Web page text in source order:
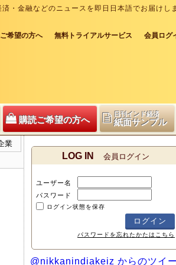
・金融などのニュースを即日日本語でお届けし
希望の方へ 無料トライアルサービス 会員ログ
購読ご希望の方へ
日刊インド経済
紙面サンプル
業
LOG IN 会員ログイン
ユーザー名
パスワード
ログイン状態を保存
パスワードを忘れたかたはこちら
@nikkanindiakeiz からのツイー